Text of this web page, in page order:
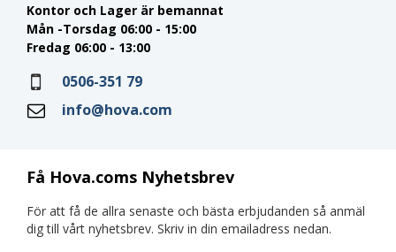
Få Hova.coms Nyhetsbrev
För att få de allra senaste och bästa erbjudanden så anmäl
dig till vårt nyhetsbrev. Skriv in din emailadress nedan.
Kontor och Lager är bemannat
Mån -Torsdag 06:00 - 15:00
Fredag 06:00 - 13:00
0506-351 79
info@hova.com